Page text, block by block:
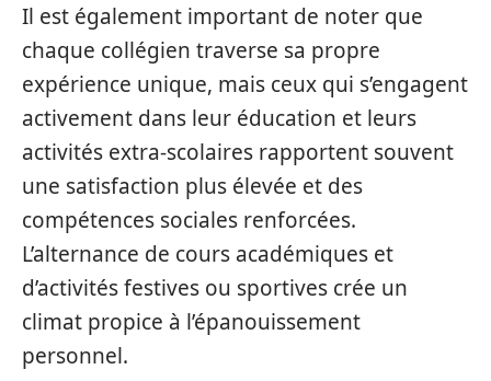
Il est également important de noter que
chaque collégien traverse sa propre
expérience unique, mais ceux qui s’engagent
activement dans leur éducation et leurs
activités extra-scolaires rapportent souvent
une satisfaction plus élevée et des
compétences sociales renforcées.
L’alternance de cours académiques et
d’activités festives ou sportives crée un
climat propice à l’épanouissement
personnel.